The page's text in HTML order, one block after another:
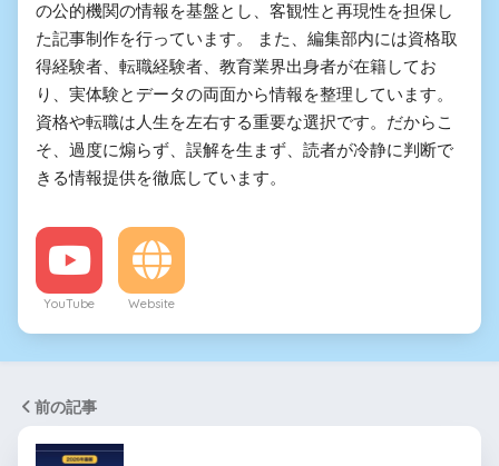
の公的機関の情報を基盤とし、客観性と再現性を担保し
た記事制作を行っています。 また、編集部内には資格取
得経験者、転職経験者、教育業界出身者が在籍してお
り、実体験とデータの両面から情報を整理しています。
資格や転職は人生を左右する重要な選択です。だからこ
そ、過度に煽らず、誤解を生まず、読者が冷静に判断で
きる情報提供を徹底しています。
YouTube Website
前の記事